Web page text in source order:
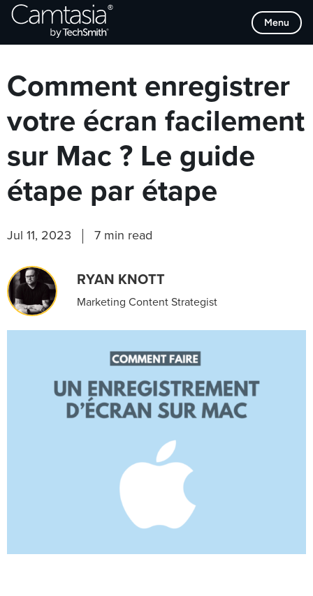
Passer
directement
Menu
Browse Categories
Comment enregistrer
votre écran facilement
sur Mac ? Le guide
étape par étape
Jul 11, 2023 7 min read
RYAN KNOTT
Marketing Content Strategist